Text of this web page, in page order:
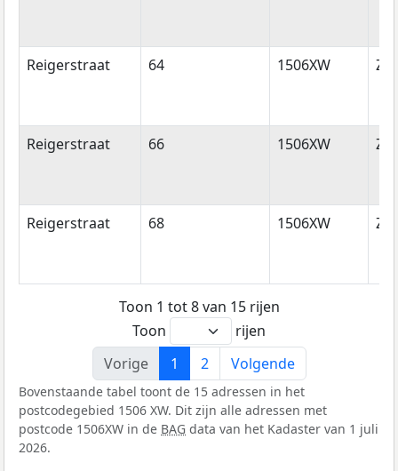
Reigerstraat 64 1506XW
Reigerstraat 66 1506XW
Reigerstraat 68 1506XW
Toon 1 tot 8 van 15 rijen
Toon
rijen
Vorige
1 2 Volgende
Bovenstaande tabel toont de 15 adressen in het
postcodegebied 1506 XW. Dit zijn alle adressen met
postcode 1506XW in de BAG data van het Kadaster van 1 juli
2026.